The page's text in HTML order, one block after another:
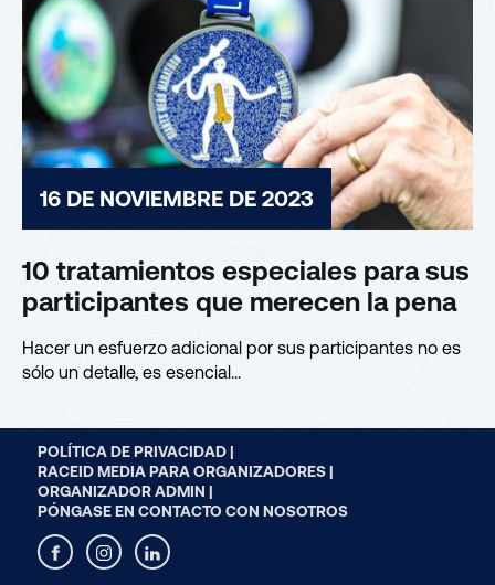
16 DE NOVIEMBRE DE 2023
10 tratamientos especiales para sus
participantes que merecen la pena
Hacer un esfuerzo adicional por sus participantes no es
sólo un detalle, es esencial...
POLÍTICA DE PRIVACIDAD |
RACEID MEDIA PARA ORGANIZADORES |
ORGANIZADOR ADMIN |
PÓNGASE EN CONTACTO CON NOSOTROS